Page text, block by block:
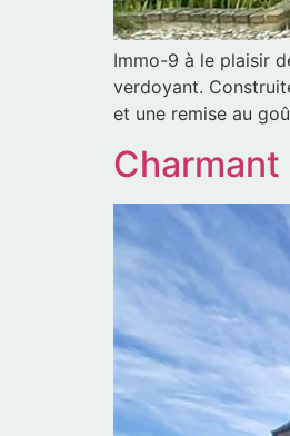
Immo-9 à le plaisir
verdoyant.
et une remise au